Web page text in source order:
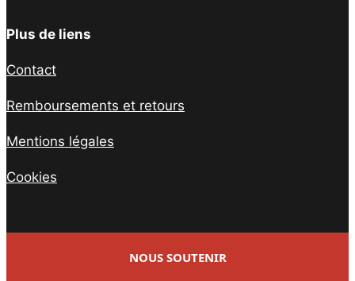
Plus de liens
Contact
Remboursements et retours
Mentions légales
Cookies
NOUS SOUTENIR